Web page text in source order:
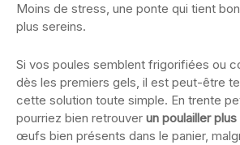
Moins de stress, une ponte qui tient
plus sereins.
Si vos poules semblent frigorifiées ou
dès les premiers gels, il est peut-être
cette solution toute simple. En trente
pourriez bien retrouver un poulailler
œufs bien présents dans le panier,